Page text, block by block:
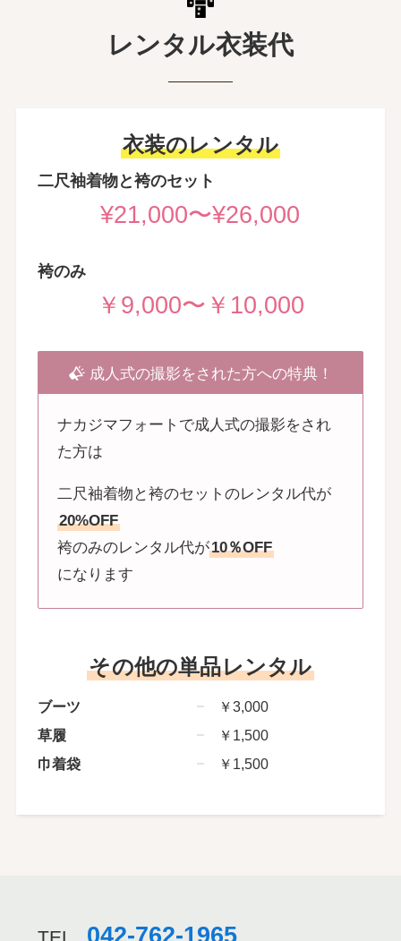
レンタル衣装代
衣装のレンタル
二尺袖着物と袴のセット
¥21,000〜¥26,000
袴のみ
￥9,000〜￥10,000
成人式の撮影をされた方への特典！
ナカジマフォートで成人式の撮影をされ
た方は
二尺袖着物と袴のセットのレンタル代が
20%OFF
袴のみのレンタル代が10％OFF
になります
その他の単品レンタル
ブーツ
￥3,000
草履
￥1,500
巾着袋
￥1,500
. 042-762-1965